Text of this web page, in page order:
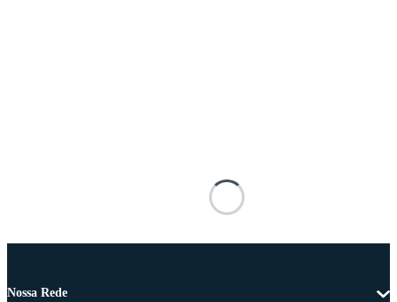
Nossa Rede